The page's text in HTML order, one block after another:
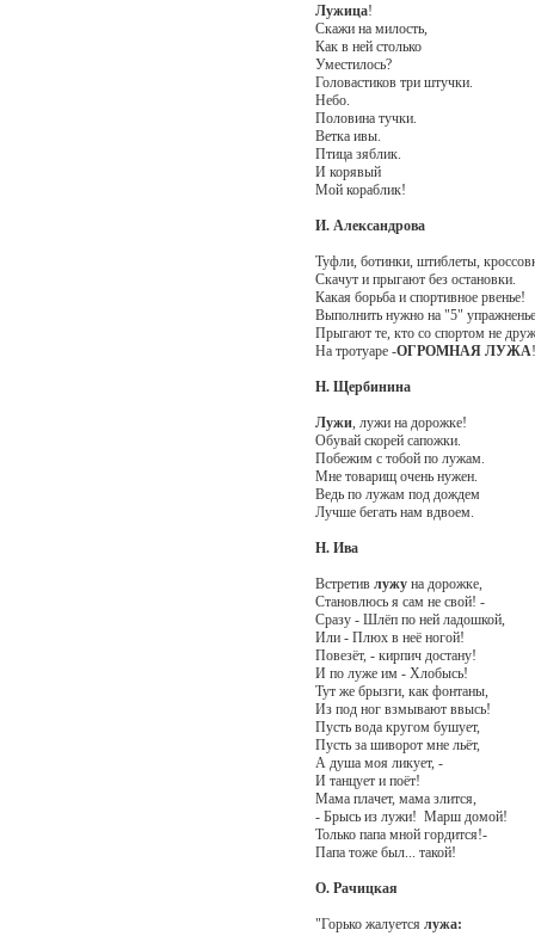
Лужица!
Скажи на милость,
Как в ней столько
Уместилось?
Головастиков три штучки.
Небо.
Половина тучки.
Ветка ивы.
Птица зяблик.
И корявый
Мой кораблик!
И. Александрова
Туфли, ботинки, штиблеты,
Скачут и прыгают без остановки.
Какая борьба и спортивное рвенье!
Выполнить нужно на "5"
Прыгают те, кто со спортом не
На тротуаре -ОГРОМНАЯ ЛУЖА!
Н. Щербинина
Лужи, лужи на дорожке!
Обувай скорей сапожки.
Побежим с тобой по лужам.
Мне товарищ очень нужен.
Ведь по лужам под дождем
Лучше бегать нам вдвоем.
Н. Ива
Встретив лужуна дорожке,
Становлюсь я сам не свой! -
Сразу - Шлёп по ней ладошкой,
Или - Плюх в неё ногой!
Повезёт, - кирпич достану!
И по луже им - Хлобысь!
Тут же брызги, как фонтаны,
Из под ног взмывают ввысь!
Пусть вода кругом бушует,
Пусть за шиворот мне льёт,
А душа моя ликует, -
И танцует и поёт!
Мама плачет, мама злится,
- Брысь из лужи! Марш домой!
Только папа мной гордится!-
Папа тоже был... такой!
О. Рачицкая
"Горько жалуется лужа: